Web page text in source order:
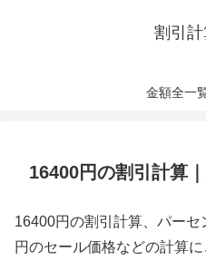
割引
金額全一
16400円の割引計算
16400円の割引計算、パー
円のセール価格などの計算に